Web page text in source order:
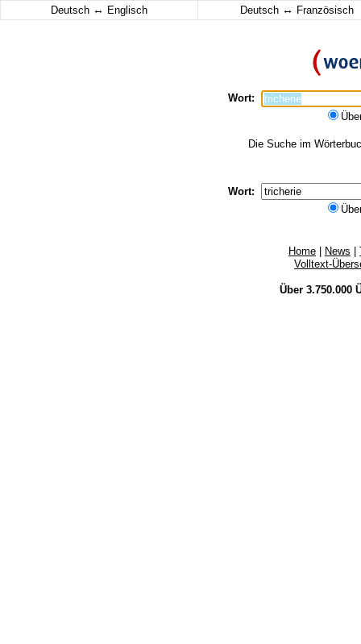
Deutsch ↔ Englisch Deutsch ↔ Französisch
Wort:
Die Suche im
Wort:
Home News
Volltext-
Über 3.750.000